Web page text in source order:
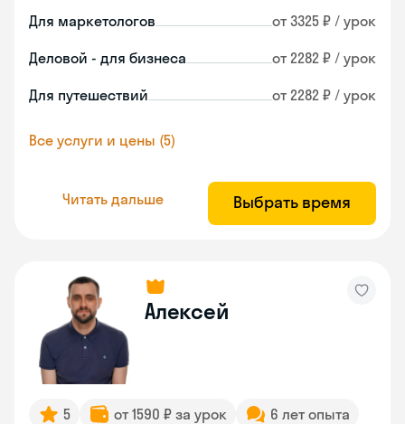
Для маркетологов от 3325 ₽ / урок
Деловой - для бизнеса от 2282 ₽ / урок
Для путешествий от 2282 ₽ / урок
Все услуги и цены (5)
Читать дальше Выбрать время
Алексей
5 от 1590 ₽ за урок
6 лет опыта